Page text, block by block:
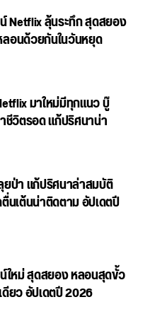
Netflix ลุ้นระทึก สุดสยอง
อนด้วยกันในวันหยุด
มาใหม่มีทุกแนว บู๊
ชีวิตรอด แก้ปริศนาน่า
ป่า แก้ปริศนาล่าสมบัติ
นเต้นน่าติดตาม อัปเดตปี
ใหม่ สุดสยอง หลอนสุดขั้ว
ยว อัปเดตปี 2026